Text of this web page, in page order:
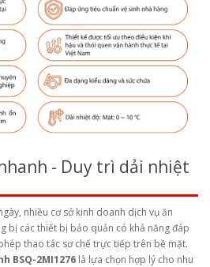
- Duy trì dải nhiệt
nhiều cơ sở kinh doanh dịch vụ ăn
bị các thiết bị bảo quản có khả năng đáp
thao tác sơ chế trực tiếp trên bề mặt.
BSQ-2MI1276 là lựa chọn hợp lý cho nhu